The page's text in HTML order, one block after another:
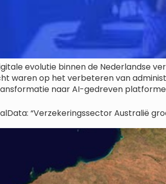
evolutie binnen de Nederlandse
waren op het verbeteren van
naar AI-gedreven
“Verzekeringssector Australië